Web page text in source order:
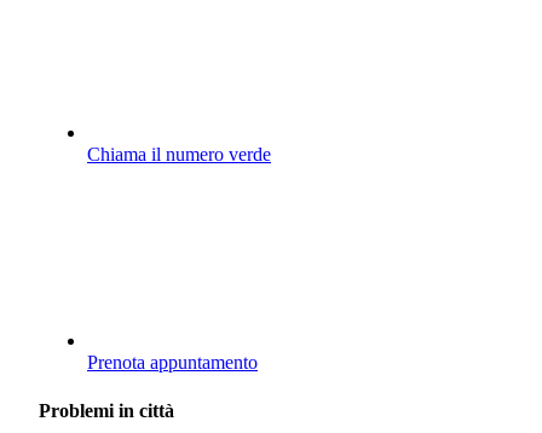
Chiama il numero verde
Prenota appuntamento
Problemi in città